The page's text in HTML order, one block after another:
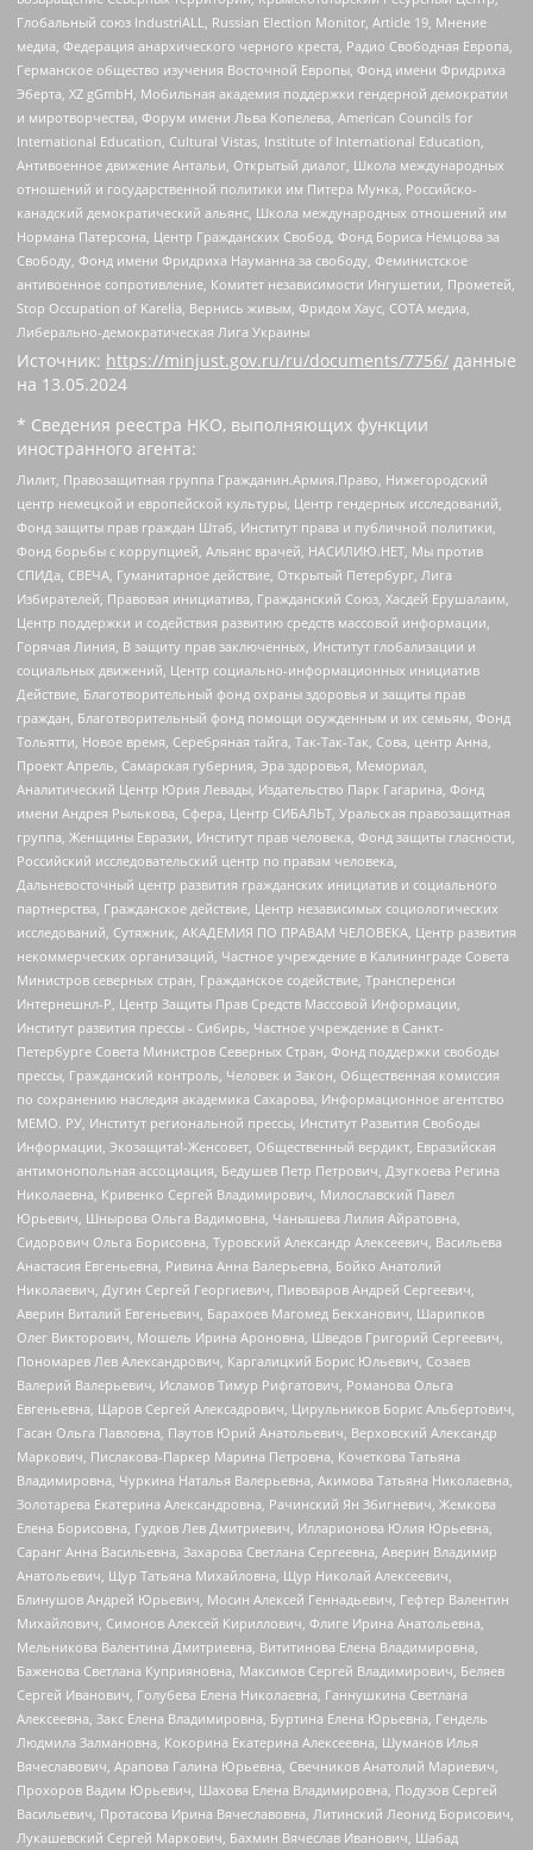
Глобальный союз IndustriALL, Russian Election Monitor, Article 19, Мнение
медиа, Федерация анархического черного креста, Радио Свободная Европа,
Германское общество изучения Восточной Европы, Фонд имени Фридриха
Эберта, XZ gGmbH, Мобильная академия поддержки гендерной демократии
и миротворчества, Форум имени Льва Копелева, American Councils for
International Education, Cultural Vistas, Institute of International Education,
Антивоенное движение Антальи, Открытый диалог, Школа международных
отношений и государственной политики им Питера Мунка, Российско-
канадский демократический альянс, Школа международных отношений им
Нормана Патерсона, Центр Гражданских Свобод, Фонд Бориса Немцова за
Свободу, Фонд имени Фридриха Науманна за свободу, Феминистское
антивоенное сопротивление, Комитет независимости Ингушетии, Прометей,
Stop Occupation of Karelia, Вернись живым, Фридом Хаус, СОТА медиа,
Либерально-демократическая Лига Украины
Источник: https://minjust.gov.ru/ru/documents/7756/ данные
на 13.05.2024
* Сведения реестра НКО, выполняющих функции
иностранного агента:
Лилит, Правозащитная группа Гражданин.Армия.Право, Нижегородский
центр немецкой и европейской культуры, Центр гендерных исследований,
Фонд защиты прав граждан Штаб, Институт права и публичной политики,
Фонд борьбы с коррупцией, Альянс врачей, НАСИЛИЮ.НЕТ, Мы против
СПИДа, СВЕЧА, Гуманитарное действие, Открытый Петербург, Лига
Избирателей, Правовая инициатива, Гражданский Союз, Хасдей Ерушалаим,
Центр поддержки и содействия развитию средств массовой информации,
Горячая Линия, В защиту прав заключенных, Институт глобализации и
социальных движений, Центр социально-информационных инициатив
Действие, Благотворительный фонд охраны здоровья и защиты прав
граждан, Благотворительный фонд помощи осужденным и их семьям, Фонд
Тольятти, Новое время, Серебряная тайга, Так-Так-Так, Сова, центр Анна,
Проект Апрель, Самарская губерния, Эра здоровья, Мемориал,
Аналитический Центр Юрия Левады, Издательство Парк Гагарина, Фонд
имени Андрея Рылькова, Сфера, Центр СИБАЛЬТ, Уральская правозащитная
группа, Женщины Евразии, Институт прав человека, Фонд защиты гласности,
Российский исследовательский центр по правам человека,
Дальневосточный центр развития гражданских инициатив и социального
партнерства, Гражданское действие, Центр независимых социологических
исследований, Сутяжник, АКАДЕМИЯ ПО ПРАВАМ ЧЕЛОВЕКА, Центр развития
некоммерческих организаций, Частное учреждение в Калининграде Совета
Министров северных стран, Гражданское содействие, Трансперенси
Интернешнл-Р, Центр Защиты Прав Средств Массовой Информации,
Институт развития прессы - Сибирь, Частное учреждение в Санкт-
Петербурге Совета Министров Северных Стран, Фонд поддержки свободы
прессы, Гражданский контроль, Человек и Закон, Общественная комиссия
по сохранению наследия академика Сахарова, Информационное агентство
МЕМО. РУ, Институт региональной прессы, Институт Развития Свободы
Информации, Экозащита!-Женсовет, Общественный вердикт, Евразийская
антимонопольная ассоциация, Бедушев Петр Петрович, Дзугкоева Регина
Николаевна, Кривенко Сергей Владимирович, Милославский Павел
Юрьевич, Шнырова Ольга Вадимовна, Чанышева Лилия Айратовна,
Сидорович Ольга Борисовна, Туровский Александр Алексеевич, Васильева
Анастасия Евгеньевна, Ривина Анна Валерьевна, Бойко Анатолий
Николаевич, Дугин Сергей Георгиевич, Пивоваров Андрей Сергеевич,
Аверин Виталий Евгеньевич, Барахоев Магомед Бекханович, Шарипков
Олег Викторович, Мошель Ирина Ароновна, Шведов Григорий Сергеевич,
Пономарев Лев Александрович, Каргалицкий Борис Юльевич, Созаев
Валерий Валерьевич, Исламов Тимур Рифгатович, Романова Ольга
Евгеньевна, Щаров Сергей Алексадрович, Цирульников Борис Альбертович,
Гасан Ольга Павловна, Паутов Юрий Анатольевич, Верховский Александр
Маркович, Пислакова-Паркер Марина Петровна, Кочеткова Татьяна
Владимировна, Чуркина Наталья Валерьевна, Акимова Татьяна Николаевна,
Золотарева Екатерина Александровна, Рачинский Ян Збигневич, Жемкова
Елена Борисовна, Гудков Лев Дмитриевич, Илларионова Юлия Юрьевна,
Саранг Анна Васильевна, Захарова Светлана Сергеевна, Аверин Владимир
Анатольевич, Щур Татьяна Михайловна, Щур Николай Алексеевич,
Блинушов Андрей Юрьевич, Мосин Алексей Геннадьевич, Гефтер Валентин
Михайлович, Симонов Алексей Кириллович, Флиге Ирина Анатольевна,
Мельникова Валентина Дмитриевна, Вититинова Елена Владимировна,
Баженова Светлана Куприяновна, Максимов Сергей Владимирович, Беляев
Сергей Иванович, Голубева Елена Николаевна, Ганнушкина Светлана
Алексеевна, Закс Елена Владимировна, Буртина Елена Юрьевна, Гендель
Людмила Залмановна, Кокорина Екатерина Алексеевна, Шуманов Илья
Вячеславович, Арапова Галина Юрьевна, Свечников Анатолий Мариевич,
Прохоров Вадим Юрьевич, Шахова Елена Владимировна, Подузов Сергей
Васильевич, Протасова Ирина Вячеславовна, Литинский Леонид Борисович,
Лукашевский Сергей Маркович, Бахмин Вячеслав Иванович, Шабад